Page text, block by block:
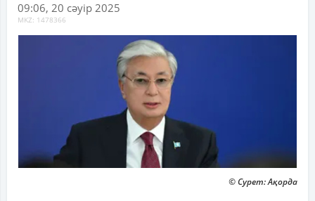
09:06, 20 сәуір 2025
MKZ: 1478366
© Сурет: Ақорда